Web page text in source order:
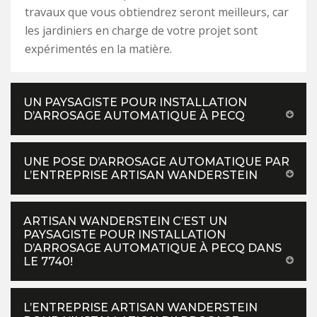
travaux que vous obtiendrez seront meilleurs, car
les jardiniers en charge de votre projet sont
expérimentés en la matière.
UN PAYSAGISTE POUR INSTALLATION
D’ARROSAGE AUTOMATIQUE À PECQ
UNE POSE D’ARROSAGE AUTOMATIQUE PAR
L’ENTREPRISE ARTISAN WANDERSTEIN
ARTISAN WANDERSTEIN C’EST UN
PAYSAGISTE POUR INSTALLATION
D’ARROSAGE AUTOMATIQUE À PECQ DANS
LE 7740!
L’ENTREPRISE ARTISAN WANDERSTEIN